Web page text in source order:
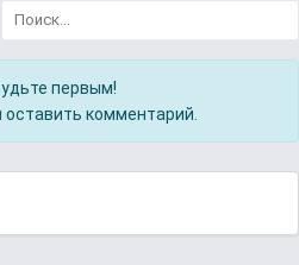
первым!
оставить комментарий.